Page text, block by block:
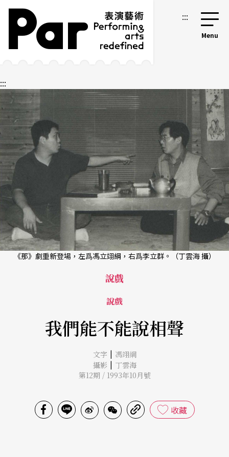
跳到主要內容區塊
網站導覽 :::
:::
《那》劇重新登場，左爲馮立翊綱，右爲李立群。（丁雲海 攝）
說戲
說戲
我們能不能說相聲
文字 | 馮翊綱
攝影 | 丁雲海
第12期 / 1993年10月號
收藏